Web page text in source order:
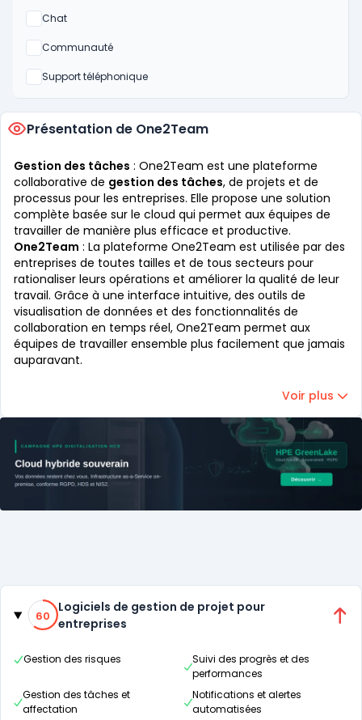
Chat
Non
Communauté
Non
Support téléphonique
Non
Présentation de One2Team
Gestion des tâches : One2Team est une plateforme
collaborative de gestion des tâches, de projets et de
processus pour les entreprises. Elle propose une solution
complète basée sur le cloud qui permet aux équipes de
travailler de manière plus efficace et productive.
One2Team : La plateforme One2Team est utilisée par des
entreprises de toutes tailles et de tous secteurs pour
rationaliser leurs opérations et améliorer la qualité de leur
travail. Grâce à une interface intuitive, des outils de
visualisation de données et des fonctionnalités de
collaboration en temps réel, One2Team permet aux
équipes de travailler ensemble plus facilement que jamais
auparavant.
Voir plus
Catégories
60% de compatibilité
60
Logiciels de gestion de projet pour
entreprises
Gestion des risques
Suivi des progrès et des
performances
Gestion des tâches et
affectation
Notifications et alertes
automatisées